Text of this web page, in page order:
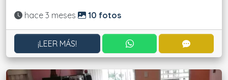
Actualizado:
hace 3 meses 10 fotos
¡LEER MÁS! CONTACTAR POR